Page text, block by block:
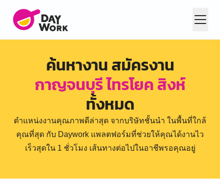
ค้นหางาน สมัครงาน
กาญจนบุรี ไทรโยค สิงห์
ทั้งหมด
ตำแหน่งงานคุณภาพดีล่าสุด จากบริษัทชั้นนำ ในพื้นที่ใกล้
คุณที่สุด กับ Daywork แพลตฟอร์มที่ช่วยให้คุณได้งานไว
เร็วสุดใน 1 ชั่วโมง เส้นทางต่อไปในอาชีพรอคุณอยู่